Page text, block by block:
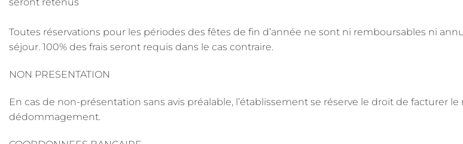
Toutes réservations pour les périodes des fêtes de fin d’année ne sont ni remboursables ni
séjour. 100% des frais seront requis dans le cas contraire.
NON PRESENTATION
En cas de non-présentation sans avis préalable, l’établissement se réserve le droit de facturer
dédommagement.